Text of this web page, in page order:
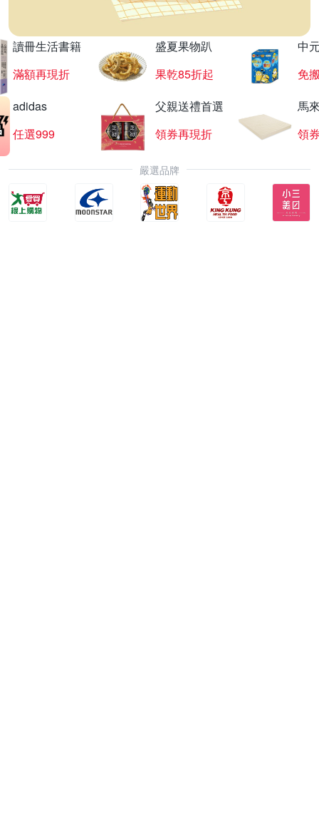
讀冊生活書籍
滿額再現折
盛夏果物趴
果乾85折起
中
免
adidas
任選999
父親送禮首選
領券再現折
馬
領
嚴選品牌